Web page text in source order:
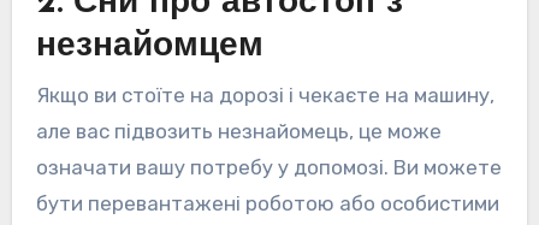
незнайомцем
Якщо ви стоїте на дорозі і чекаєте на машину,
але вас підвозить незнайомець, це може
означати вашу потребу у допомозі. Ви можете
бути перевантажені роботою або особистими